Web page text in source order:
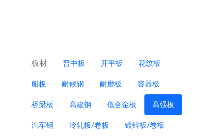
板材 普中板 开平板 花纹板
船板 耐候钢 耐磨板 容器板
桥梁板 高建钢 低合金板 高强板
汽车钢 冷轧板/卷板 镀锌板/卷板